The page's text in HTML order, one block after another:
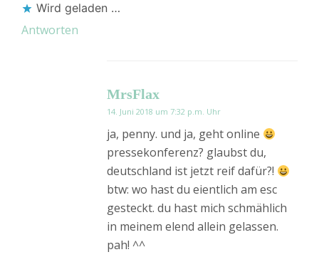
Wird geladen …
Antworten
MrsFlax
14. Juni 2018 um 7:32 p.m. Uhr
ja, penny. und ja, geht online
pressekonferenz? glaubst du,
deutschland ist jetzt reif dafür?!
btw: wo hast du eientlich am esc
gesteckt. du hast mich schmählich
in meinem elend allein gelassen.
pah! ^^